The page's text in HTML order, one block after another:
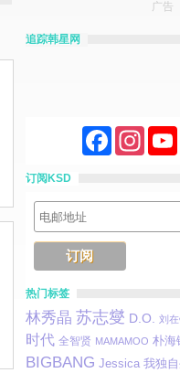
广告
追踪韩星网
Facebook
订阅KSD
热门标签
林秀晶 苏志燮 D.O. 刘
时代 全智贤 MAMAMOO 朴海
BIGBANG Jessica 我独